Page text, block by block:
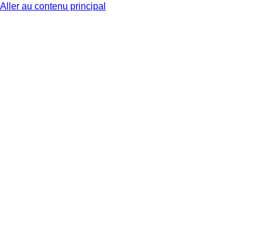
Aller au contenu principal